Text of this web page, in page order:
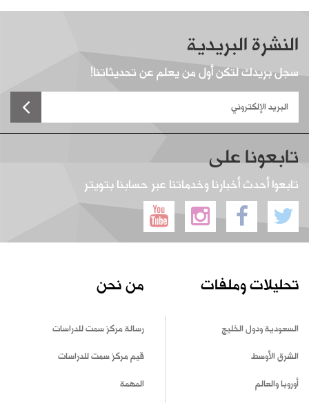
النشرة البريدية
سجل بريدك لتكن أول من يعلم عن تحديثاتنا!
تابعونا على
تابعوا أحدث أخبارنا وخدماتنا عبر حسابنا بتويتر
تحليلات وملفات
السعودية ودول الخليج
الشرق الأوسط
أوروبا والعالم
من نحن
رسالة مركز سمت للدراسات
قيم مركز سمت للدراسات
المهمة